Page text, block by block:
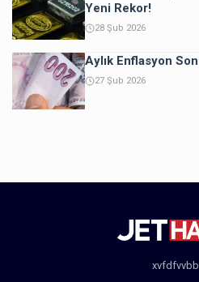
Yeni Rekor!
28 Şub 2026
Aylık Enflasyon
27 Şub 2026